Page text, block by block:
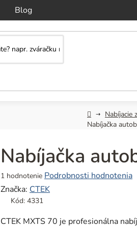
Blog
DomovNabíjacie
Nabíjačka
Nabíjačka
Priemerné
hodnotenie
produktu
5,0
1 hodnotenie Podrobnosti hodnotenia
Značka: CTEK
Kód: 4331
CTEK MXTS 70 je profesionálna